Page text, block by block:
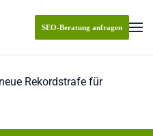
SEO-Beratung anfragen
Rekordstrafe für